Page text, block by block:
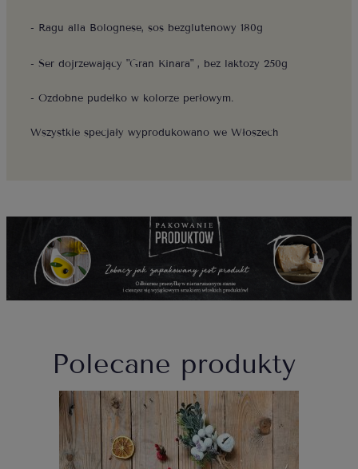
- Ragu alla Bolognese, sos bezglutenowy 180g
- Ser dojrzewający "Gran Kinara" , bez laktozy 250g
- Ozdobne pudełko w kolorze perłowym.
Wszystkie specjały wyprodukowano we Włoszech
Polecane produkty